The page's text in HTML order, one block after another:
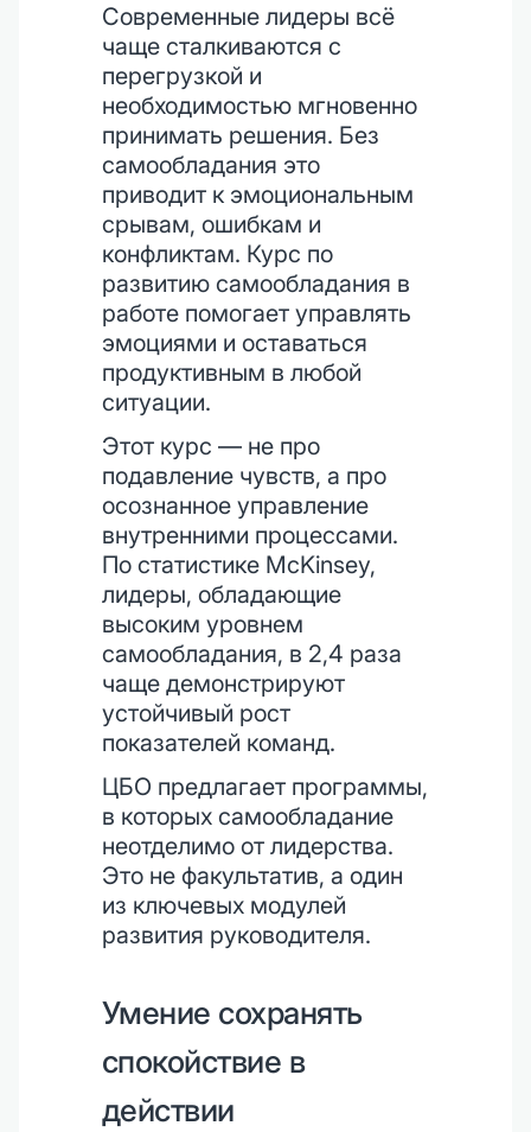
Современные лидеры всё
чаще сталкиваются с
перегрузкой и
необходимостью мгновенно
принимать решения. Без
самообладания это
приводит к эмоциональным
срывам, ошибкам и
конфликтам. Курс по
развитию самообладания в
работе помогает управлять
эмоциями и оставаться
продуктивным в любой
ситуации.
Этот курс — не про
подавление чувств, а про
осознанное управление
внутренними процессами.
По статистике McKinsey,
лидеры, обладающие
высоким уровнем
самообладания, в 2,4 раза
чаще демонстрируют
устойчивый рост
показателей команд.
ЦБО предлагает программы,
в которых самообладание
неотделимо от лидерства.
Это не факультатив, а один
из ключевых модулей
развития руководителя.
Умение сохранять
спокойствие в
действии